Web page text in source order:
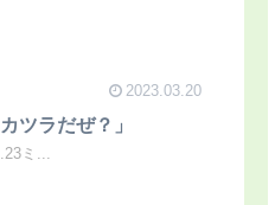
2023.03.20
ツラだぜ？」
ミ...